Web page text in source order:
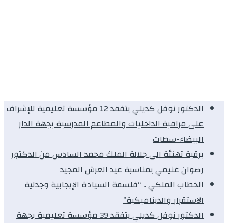
الدكتور نوفل كديلي يتفقد 12 مؤسسة تعليمية للإشراف
على مراقبة الداخليات والمطاعم المدرسية بجهة الدار
البيضاء-سطات
برقية تهنئة الى جلالة الملك محمد السادس من الدكتور
رضوان غنيمي بمناسبة عيد العرش المجيد
الخطاب الملكي .. “فلسفة السيادة الإيجابية وجدلية
الاستقرار والديناميكية”
الدكتور نوفل كديلي يتفقد 39 مؤسسة تعليمية بجهة